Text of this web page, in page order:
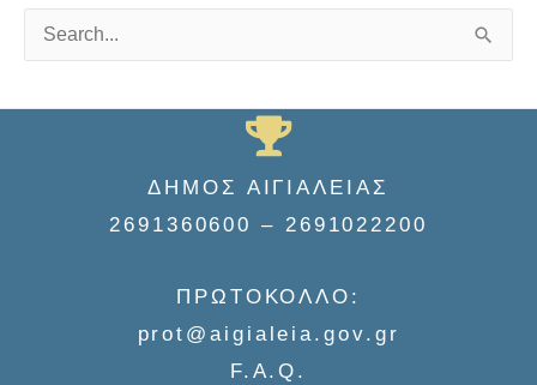
a
ΔΗΜΟΣ ΑΙΓΙΑΛΕΙΑΣ
2691360600 – 2691022200
ΠΡΩΤΟΚΟΛΛΟ:
prot@aigialeia.gov.gr
F.A.Q.